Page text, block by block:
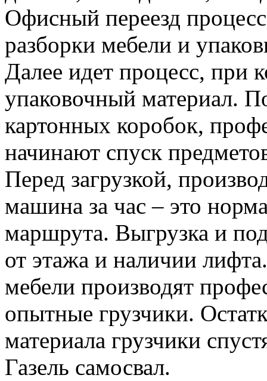
Офисный переезд
разборки мебели и
Далее идет процесс, при
упаковочный материал.
картонных коробок,
начинают спуск
Перед загрузкой,
машина за час – это
маршрута. Выгрузка и
от этажа и наличии
мебели производят
опытные грузчики.
материала грузчики
Газель самосвал.